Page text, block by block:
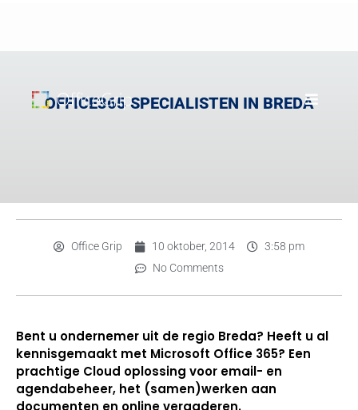
OFFICE365 SPECIALISTEN IN BREDA
Office Grip 10 oktober, 2014
3:58 pm
No Comments
Bent u ondernemer uit de regio Breda? Heeft u al
kennisgemaakt met Microsoft Office 365? Een
prachtige Cloud oplossing voor email- en
agendabeheer, het (samen)werken aan
documenten en online vergaderen.